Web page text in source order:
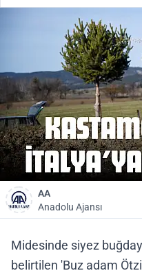
AA
Anadolu Ajansı
Midesinde siyez
belirtilen 'Buz adam